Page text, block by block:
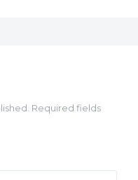
Required fields